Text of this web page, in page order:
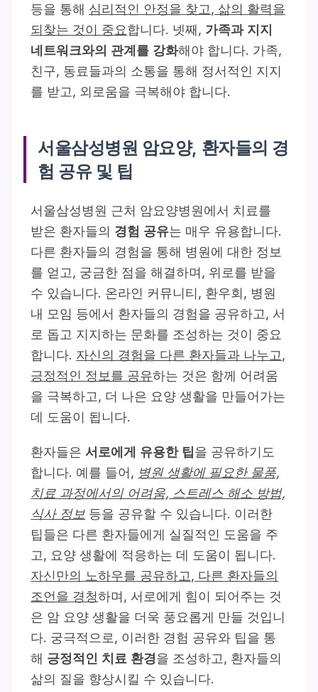
등을 통해 심리적인 안정을 찾고, 삶의 활력을
되찾는 것이 중요합니다. 넷째, 가족과 지지
네트워크와의 관계를 강화해야 합니다. 가족,
친구, 동료들과의 소통을 통해 정서적인 지지
를 받고, 외로움을 극복해야 합니다.
서울삼성병원 암요양, 환자들의 경
험 공유 및 팁
서울삼성병원 근처 암요양병원에서 치료를
받은 환자들의 경험 공유는 매우 유용합니다.
다른 환자들의 경험을 통해 병원에 대한 정보
를 얻고, 궁금한 점을 해결하며, 위로를 받을
수 있습니다. 온라인 커뮤니티, 환우회, 병원
내 모임 등에서 환자들의 경험을 공유하고, 서
로 돕고 지지하는 문화를 조성하는 것이 중요
합니다. 자신의 경험을 다른 환자들과 나누고,
긍정적인 정보를 공유하는 것은 함께 어려움
을 극복하고, 더 나은 요양 생활을 만들어가는
데 도움이 됩니다.
환자들은서로에게 유용한 팁을 공유하기도
합니다. 예를 들어, 병원 생활에 필요한 물품,
치료 과정에서의 어려움, 스트레스 해소 방법,
식사 정보 등을 공유할 수 있습니다. 이러한
팁들은 다른 환자들에게 실질적인 도움을 주
고, 요양 생활에 적응하는 데 도움이 됩니다.
자신만의 노하우를 공유하고, 다른 환자들의
조언을 경청하며, 서로에게 힘이 되어주는 것
은 암 요양 생활을 더욱 풍요롭게 만들 것입니
다. 궁극적으로, 이러한 경험 공유와 팁을 통
해 긍정적인 치료 환경을 조성하고, 환자들의
삶의 질을 향상시킬 수 있습니다.